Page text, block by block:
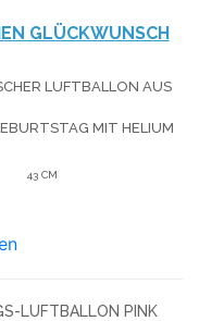
GLÜCKWUNSCH
LUFTBALLON AUS
MIT HELIUM
43 CM
LUFTBALLON PINK